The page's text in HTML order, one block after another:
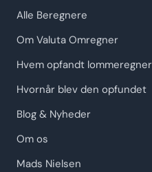
Alle Beregnere
Om Valuta Omregner
Hvem opfandt lommeregner
Hvornår blev den opfundet
Blog & Nyheder
Om os
Mads Nielsen